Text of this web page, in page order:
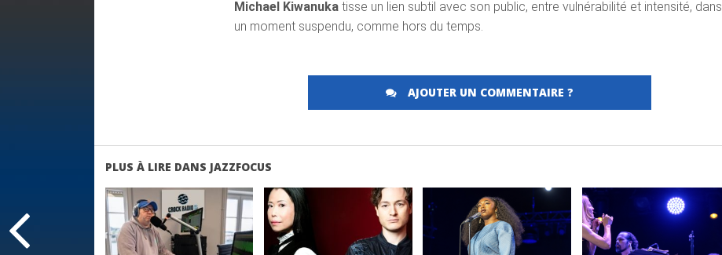
Michael Kiwanuka tisse un lien subtil avec son public, entre vulnérabilité et intensité, dans
un moment suspendu, comme hors du temps.
AJOUTER UN COMMENTAIRE ?
PLUS À LIRE DANS JAZZFOCUS
LIRE LA
SUITE
LIRE LA
SUITE
LIRE LA